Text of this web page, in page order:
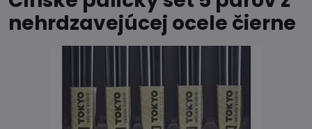
nehrdzavejúcej ocele čierne